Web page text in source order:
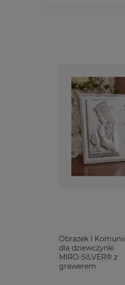
Obrazek I Komunii
dla dziewczynki
MIRO-SILVER® z
grawerem